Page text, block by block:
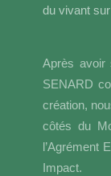
du vivant
Après
SENARD
création,
côtés du
l’Agrément
Impact.